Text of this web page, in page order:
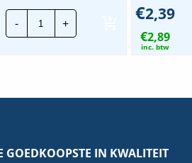
-
Busch-
Jaeger
IP44
+ €2,39
€2,89
inc. btw
GOEDKOOPSTE IN KWALITEIT